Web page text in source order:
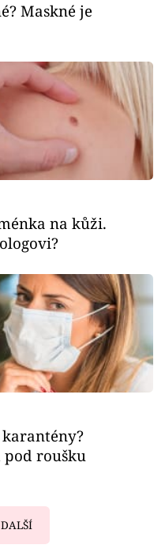
Maskné je
na kůži.
roušku